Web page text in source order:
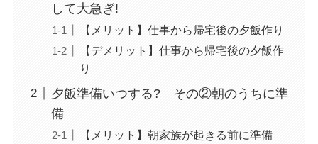
して大急ぎ!
【メリット】仕事から帰宅後の夕飯作り
【デメリット】仕事から帰宅後の夕飯作
り
夕飯準備いつする? その②朝のうちに準
備
【メリット】朝家族が起きる前に準備